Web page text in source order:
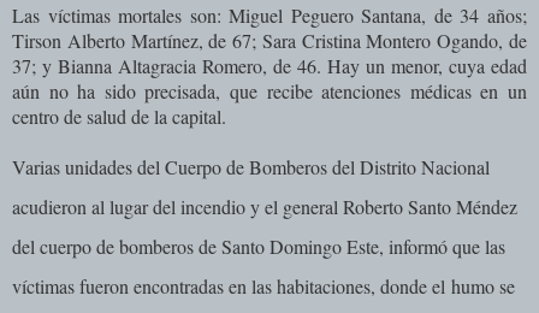
Las víctimas mortales son: Miguel Peguero Santana, de 34 años;
Tirson Alberto Martínez, de 67; Sara Cristina Montero Ogando, de
37; y Bianna Altagracia Romero, de 46. Hay un menor, cuya edad
aún no ha sido precisada, que recibe atenciones médicas en un
centro de salud de la capital.
Varias unidades del Cuerpo de Bomberos del Distrito Nacional
acudieron al lugar del incendio y el general Roberto Santo Méndez
del cuerpo de bomberos de Santo Domingo Este, informó que las
víctimas fueron encontradas en las habitaciones, donde el humo se